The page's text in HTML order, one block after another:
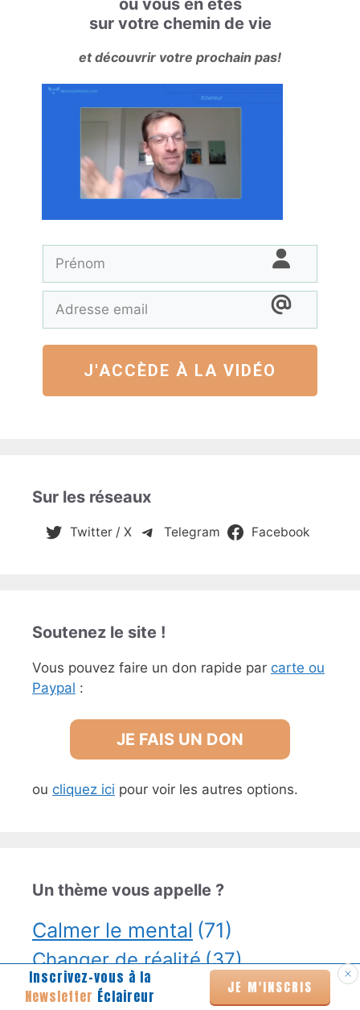
où vous en êtes
sur votre chemin de vie
et découvrir votre prochain pas!
J'ACCÈDE À LA VIDÉO
Sur les réseaux
Twitter / X Telegram Facebook
Soutenez le site !
Vous pouvez faire un don rapide par carte ou
Paypal :
JE FAIS UN DON
ou cliquez ici pour voir les autres options.
Un thème vous appelle ?
Calmer le mental (71)
Changer de réalité(37)
Clés Coaching Deuil (10)
Inscrivez-vous à la
Newsletter Éclaireur JE M'INSCRIS